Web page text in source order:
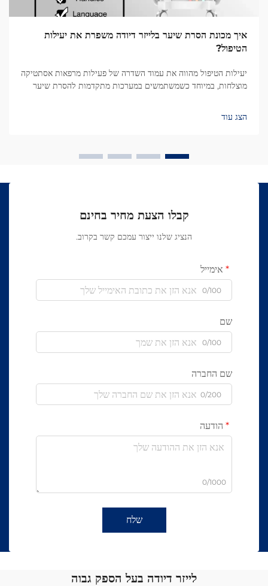
איך מכונת הסרת שיער בלייזר דיודה משפרת את יעילות
הטיפול?
יעילות הטיפול מהווה את עמוד השדרה של פעילות מרפאות אסתטיקה
מוצלחות, במיוחד כשמשתמשים במערכות מתקדמות להסרת שיער
הצג עוד
קבלו הצעת מחיר בחינם
הנציג שלנו ייצור עמכם קשר בקרוב.
אימייל
0/100
שם
0/100
שם החברה
0/200
הודעה
0/1000
שלח
לייזר דיודה בעל הספק גבוה